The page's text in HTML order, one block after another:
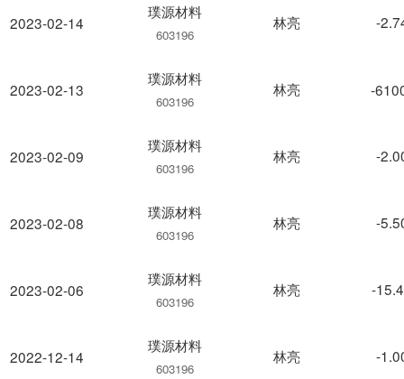
2023-02-14
2023-02-13
2023-02-09
2023-02-08
2023-02-06
2022-12-14
璞源材料
603196
林亮 -
璞源材料
603196
林亮 -
璞源材料
603196
林亮 -
璞源材料
603196
林亮 -
璞源材料
603196
林亮 -
璞源材料
603196
林亮 -